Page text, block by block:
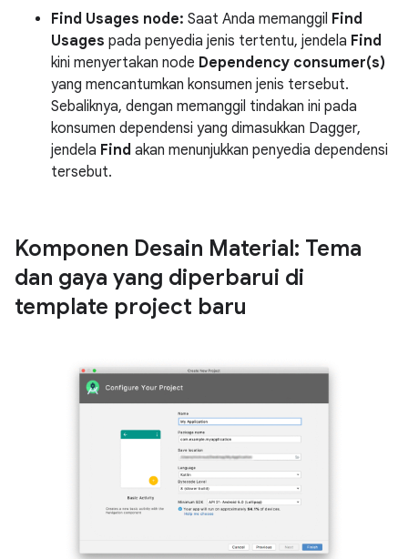
Find Usages node: Saat Anda memanggil Find
Usages pada penyedia jenis tertentu, jendela Find
kini menyertakan node Dependency consumer(s)
yang mencantumkan konsumen jenis tersebut.
Sebaliknya, dengan memanggil tindakan ini pada
konsumen dependensi yang dimasukkan Dagger,
jendela Find akan menunjukkan penyedia dependensi
tersebut.
Komponen Desain Material: Tema
dan gaya yang diperbarui di
template project baru